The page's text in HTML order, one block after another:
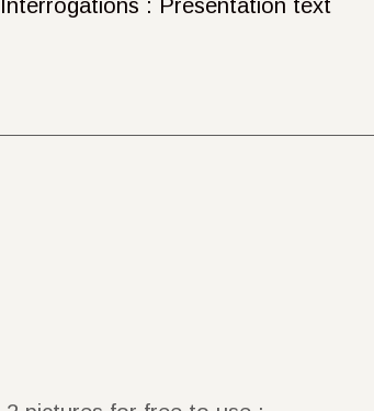
Interrogations : Presentation text